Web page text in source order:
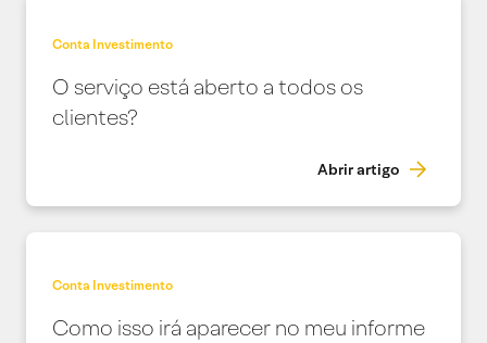
Conta Investimento
O serviço está aberto a todos os
clientes?
Abrir artigo
Conta Investimento
Como isso irá aparecer no meu informe